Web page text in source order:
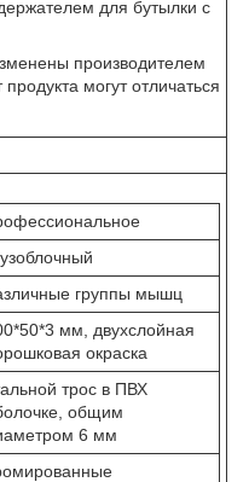
для бутылки с
производителем
могут отличаться
группы мышц
мм, двухслойная
окраска
трос в ПВХ
общим
6 мм